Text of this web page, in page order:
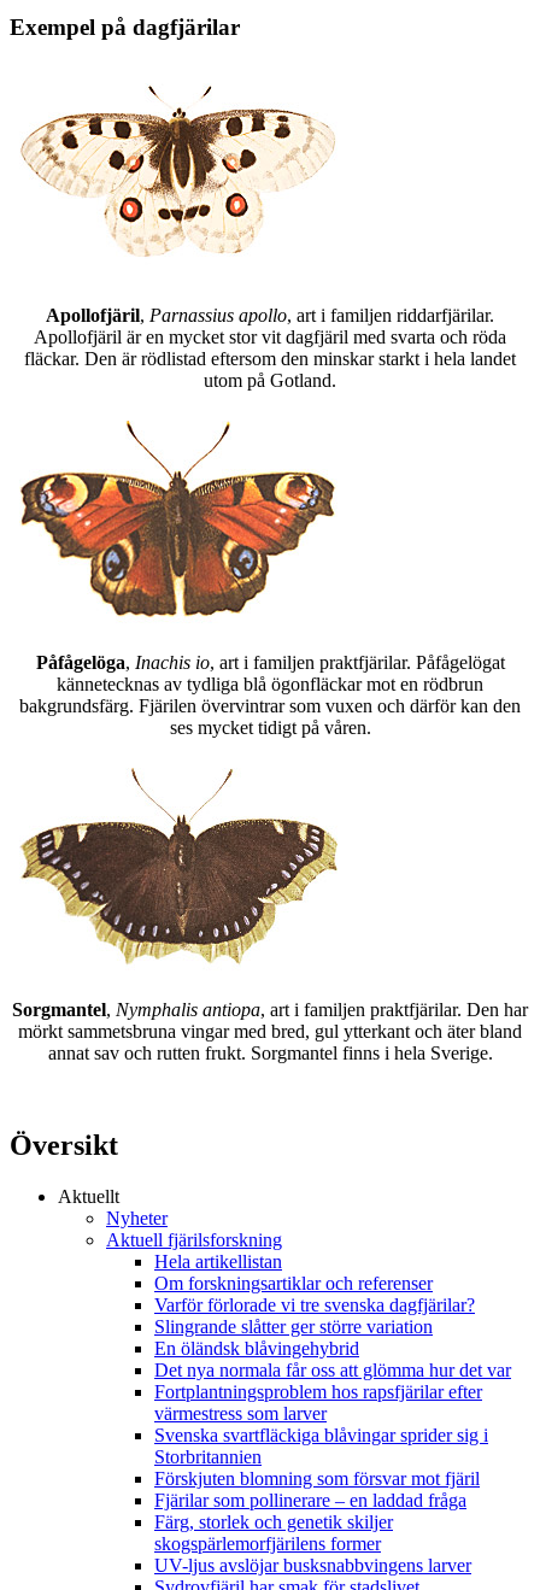
Exempel på dagfjärilar
Apollofjäril, Parnassius apollo, art i familjen riddarfjärilar.
Apollofjäril är en mycket stor vit dagfjäril med svarta och röda
fläckar. Den är rödlistad eftersom den minskar starkt i hela landet
utom på Gotland.
Påfågelöga, Inachis io, art i familjen praktfjärilar. Påfågelögat
kännetecknas av tydliga blå ögonfläckar mot en rödbrun
bakgrundsfärg. Fjärilen övervintrar som vuxen och därför kan den
ses mycket tidigt på våren.
Sorgmantel, Nymphalis antiopa, art i familjen praktfjärilar. Den har
mörkt sammetsbruna vingar med bred, gul ytterkant och äter bland
annat sav och rutten frukt. Sorgmantel finns i hela Sverige.
Översikt
Aktuellt
Nyheter
Aktuell fjärilsforskning
Hela artikellistan
Om forskningsartiklar och referenser
Varför förlorade vi tre svenska dagfjärilar?
Slingrande slåtter ger större variation
En öländsk blåvingehybrid
Det nya normala får oss att glömma hur det var
Fortplantningsproblem hos rapsfjärilar efter
värmestress som larver
Svenska svartfläckiga blåvingar sprider sig i
Storbritannien
Förskjuten blomning som försvar mot fjäril
Fjärilar som pollinerare – en laddad fråga
Färg, storlek och genetik skiljer
skogspärlemorfjärilens former
UV-ljus avslöjar busksnabbvingens larver